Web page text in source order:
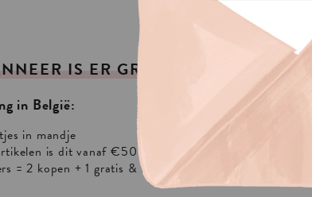
IS ER GRATIS VERZENDING?
in België:
in mandje
is dit vanaf €50 of €75 in je winkelmandje.
= 2 kopen + 1 gratis & free shipping